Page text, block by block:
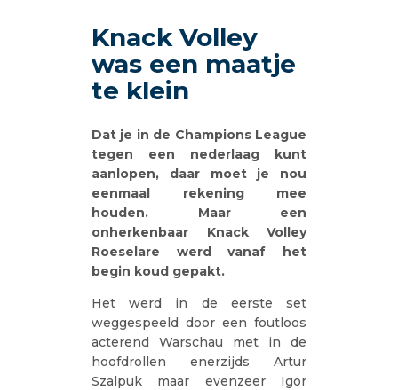
Knack Volley
was een maatje
te klein
Dat je in de Champions League
tegen een nederlaag kunt
aanlopen, daar moet je nou
eenmaal rekening mee
houden. Maar een
onherkenbaar Knack Volley
Roeselare werd vanaf het
begin koud gepakt.
Het werd in de eerste set
weggespeeld door een foutloos
acterend Warschau met in de
hoofdrollen enerzijds Artur
Szalpuk maar evenzeer Igor